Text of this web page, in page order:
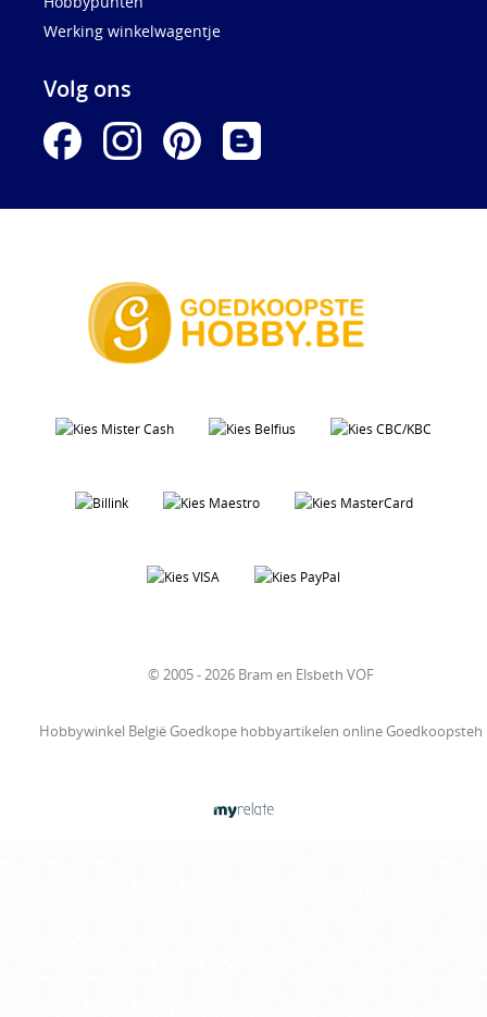
Werking winkelwagentje
Volg ons
© 2005 - 2026 Bram en Elsbeth VOF
Hobbywinkel België Goedkope hobbyartikelen online Goedkoopsteh